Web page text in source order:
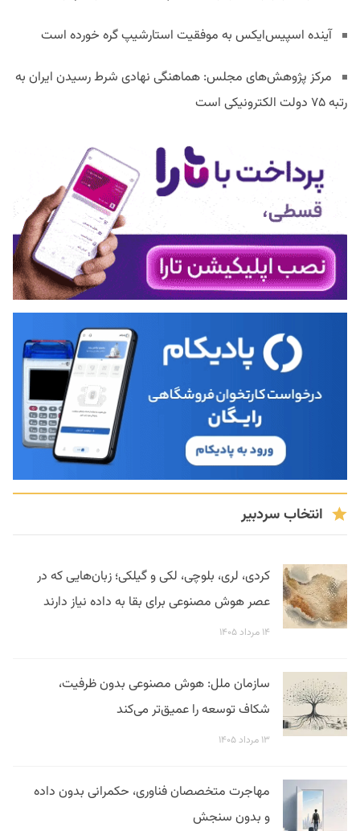
آینده اسپیس‌ایکس به موفقیت استارشیپ گره خورده است
مرکز پژوهش‌های مجلس: هماهنگی نهادی شرط رسیدن ایران به
رتبه ۷۵ دولت الکترونیکی است
انتخاب سردبیر
کردی، لری، بلوچی، لکی و گیلکی؛ زبان‌هایی که در
عصر هوش مصنوعی برای بقا به داده نیاز دارند
۱۴ مرداد ۱۴۰۵
سازمان ملل: هوش مصنوعی بدون ظرفیت،
شکاف توسعه را عمیق‌تر می‌کند
۱۳ مرداد ۱۴۰۵
مهاجرت متخصصان فناوری، حکمرانی بدون داده
و بدون سنجش